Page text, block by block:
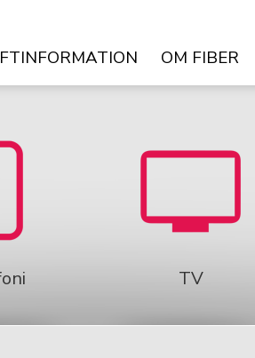
OM FIBER
TV